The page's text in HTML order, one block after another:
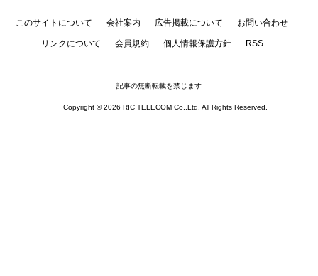
このサイトについて 会社案内 広告掲載について お問い合わせ
リンクについて 会員規約 個人情報保護方針 RSS
記事の無断転載を禁じます
Copyright © 2026 RIC TELECOM Co.,Ltd. All Rights Reserved.